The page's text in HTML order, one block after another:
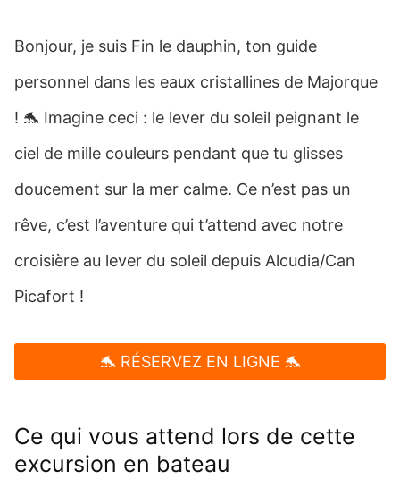
Bonjour, je suis Fin le dauphin, ton guide
personnel dans les eaux cristallines de Majorque
! 🐬 Imagine ceci : le lever du soleil peignant le
ciel de mille couleurs pendant que tu glisses
doucement sur la mer calme. Ce n’est pas un
rêve, c’est l’aventure qui t’attend avec notre
croisière au lever du soleil depuis Alcudia/Can
Picafort !
🐬 RÉSERVEZ EN LIGNE 🐬
Ce qui vous attend lors de cette
excursion en bateau